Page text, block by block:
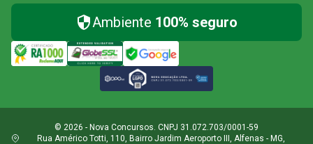
Ambiente 100% seguro
© 2026 - Nova Concursos. CNPJ 31.072.703/0001-59
Rua Américo Totti, 110, Bairro Jardim Aeroporto III, Alfenas - MG,